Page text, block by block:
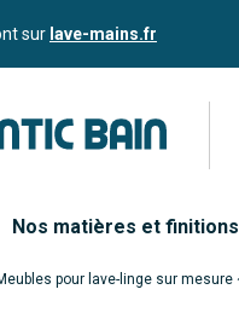
sur lave-mains.fr
Nos matières et finitions
pour lave-linge sur mesure